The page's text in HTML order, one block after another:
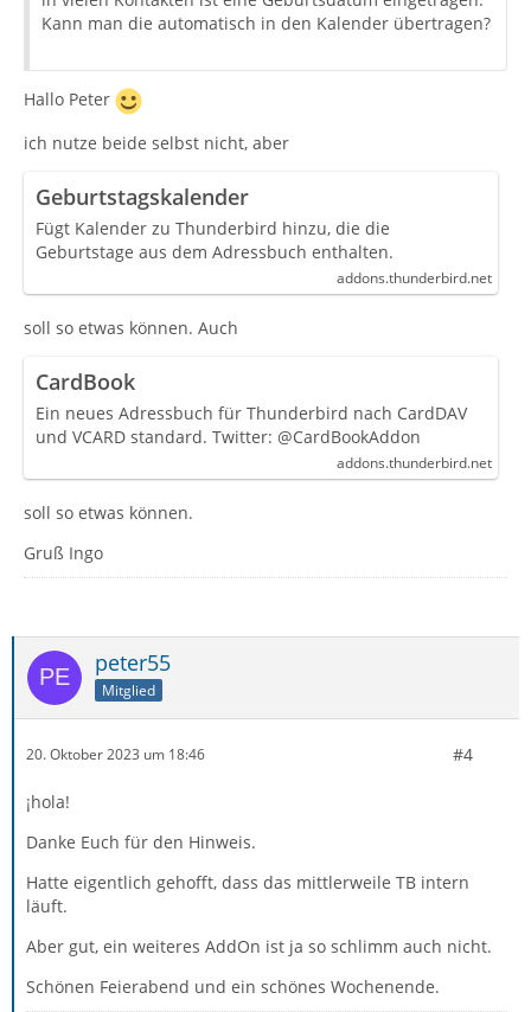
Kann man die automatisch in den Kalender übertragen?
Hallo Peter
ich nutze beide selbst nicht, aber
Geburtstagskalender
Fügt Kalender zu Thunderbird hinzu, die die
Geburtstage aus dem Adressbuch enthalten.
addons.thunderbird.net
soll so etwas können. Auch
CardBook
Ein neues Adressbuch für Thunderbird nach CardDAV
und VCARD standard. Twitter: @CardBookAddon
addons.thunderbird.net
soll so etwas können.
Gruß Ingo
peter55
Mitglied
20. Oktober 2023 um 18:46 #4
¡hola!
Danke Euch für den Hinweis.
Hatte eigentlich gehofft, dass das mittlerweile TB intern
läuft.
Aber gut, ein weiteres AddOn ist ja so schlimm auch nicht.
Schönen Feierabend und ein schönes Wochenende.